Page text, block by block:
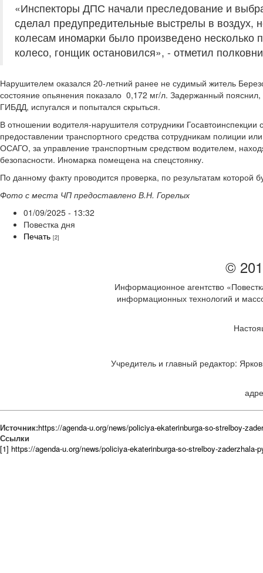
«Инспекторы ДПС начали преследование и
сделал предупредительные выстрелы в воздух,
колесам иномарки было произведено
колесо, гонщик остановился», - отметил
Нарушителем оказался 20-летний ранее не судимый житель
состояние опьянения показало 0,172 мг/л. Задержанный
ГИБДД, испугался и попытался скрыться.
В отношении водителя-нарушителя сотрудники
предоставлении транспортного средства сотрудникам полиции
ОСАГО, за управление транспортным средством водителем,
безопасности. Иномарка помещена на спецстоянку.
По данному факту проводится проверка, по результатам
Фото с места ЧП предоставлено В.Н. Горелых
01/09/2025 - 13:32
Повестка дня
Печать [2]
©
Информационное агентство
информационных технологий и
Учредитель и главный редактор:
Источник:https://agenda-u.org/news/policiya-ekaterinburga-so-strelboy-
Ссылки
[1] https://agenda-u.org/news/policiya-ekaterinburga-so-strelboy-zaderzhala-